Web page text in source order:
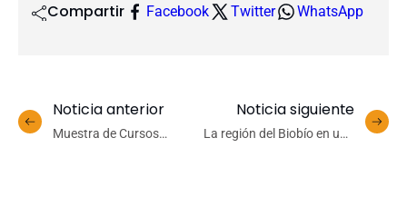
Compartir Facebook Twitter WhatsApp
Noticia anterior
Muestra de Cursos
Noticia siguiente
La región del Biobío en una